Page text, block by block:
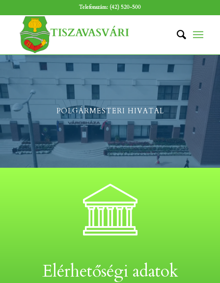
Telefonszám: (42) 520-500
POLGÁRMESTERI HIVATAL
Elérhetőségi adatok